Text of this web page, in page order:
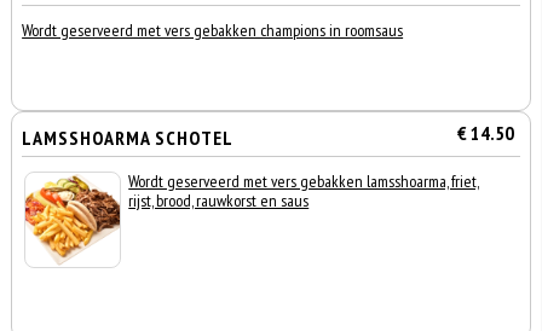
Wordt geserveerd met vers gebakken champions in roomsaus
LAMSSHOARMA SCHOTEL € 14.50
Wordt geserveerd met vers gebakken lamsshoarma, friet,
rijst, brood, rauwkorst en saus